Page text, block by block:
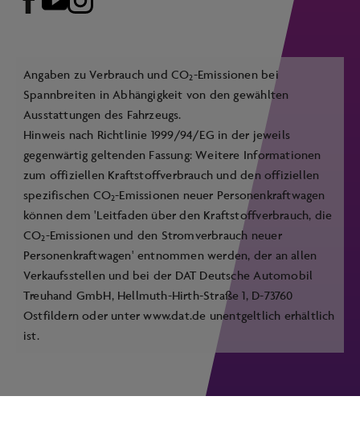
Angaben zu Verbrauch und CO2-Emissionen bei
Spannbreiten in Abhängigkeit von den gewählten
Ausstattungen des Fahrzeugs.
Hinweis nach Richtlinie 1999/94/EG in der jeweils
gegenwärtig geltenden Fassung: Weitere Informationen
zum offiziellen Kraftstoffverbrauch und den offiziellen
spezifischen CO2-Emissionen neuer Personenkraftwagen
können dem 'Leitfaden über den Kraftstoffverbrauch, die
CO2-Emissionen und den Stromverbrauch neuer
Personenkraftwagen' entnommen werden, der an allen
Verkaufsstellen und bei der DAT Deutsche Automobil
Treuhand GmbH, Hellmuth-Hirth-Straße 1, D-73760
Ostfildern oder unterwww.dat.de unentgeltlich erhältlich
ist.